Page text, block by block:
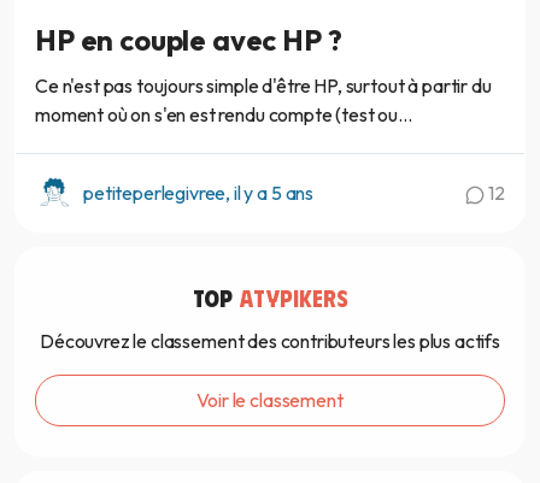
HP en couple avec HP ?
Ce n'est pas toujours simple d'être HP, surtout à partir du
moment où on s'en est rendu compte (test ou...
petiteperlegivree, il y a 5 ans 12
TOP ATYPIKERS
Découvrez le classement des contributeurs les plus actifs
Voir le classement